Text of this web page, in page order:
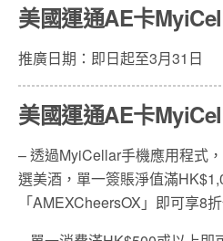
美國運通AE卡
推廣日期：即日起至3月31日
美國運通AE卡
– 透過MyiCellar手機應用程式
選美酒，單一簽賬淨值滿
「AMEXCheersOX」即可享8